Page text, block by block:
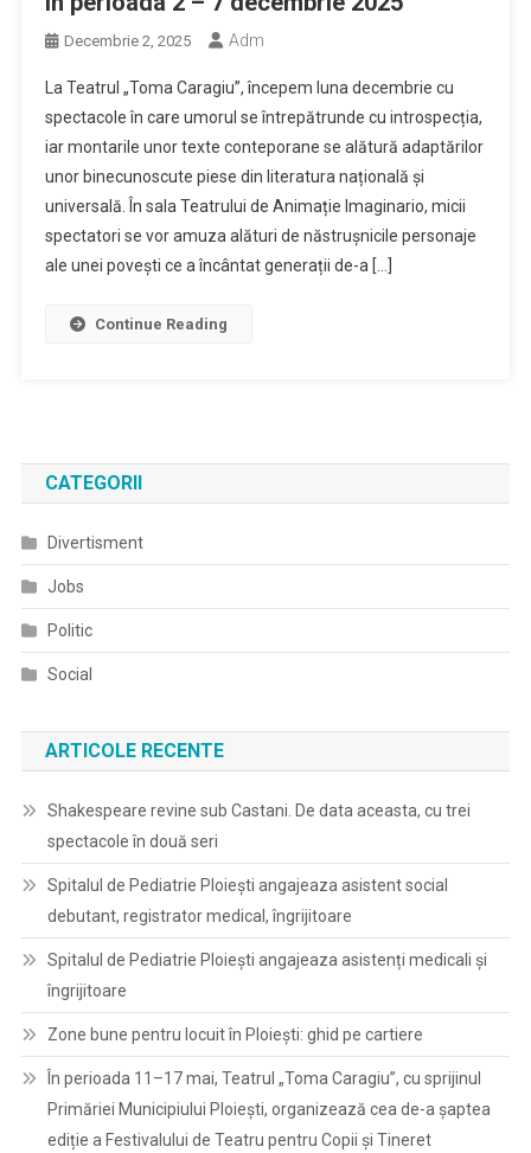
Decembrie 2, 2025 Adm
La Teatrul „Toma Caragiu”, începem luna decembrie cu
spectacole în care umorul se întrepătrunde cu introspecția,
iar montarile unor texte conteporane se alătură adaptărilor
unor binecunoscute piese din literatura națională și
universală. În sala Teatrului de Animație Imaginario, micii
spectatori se vor amuza alături de năstrușnicile personaje
ale unei povești ce a încântat generații de-a […]
Continue Reading
CATEGORII
Divertisment
Jobs
Politic
Social
ARTICOLE RECENTE
Shakespeare revine sub Castani. De data aceasta, cu trei
spectacole în două seri
Spitalul de Pediatrie Ploieşti angajeaza asistent social
debutant, registrator medical, îngrijitoare
Spitalul de Pediatrie Ploieşti angajeaza asistenți medicali și
îngrijitoare
Zone bune pentru locuit în Ploiești: ghid pe cartiere
În perioada 11–17 mai, Teatrul „Toma Caragiu”, cu sprijinul
Primăriei Municipiului Ploiești, organizează cea de-a șaptea
ediție a Festivalului de Teatru pentru Copii și Tineret